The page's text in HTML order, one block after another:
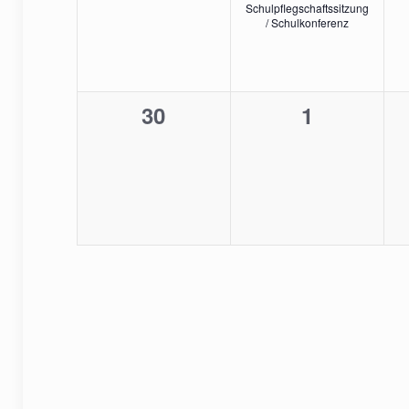
Schulpflegschaftssitzung
/ Schulkonferenz
0
30
0
1